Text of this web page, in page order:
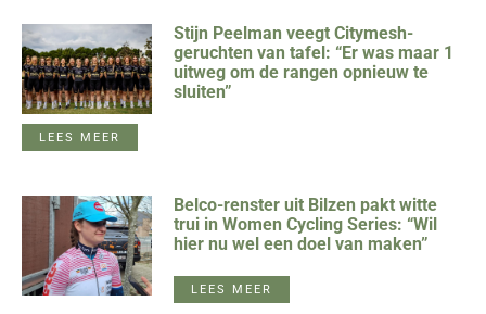
Stijn Peelman veegt Citymesh-
geruchten van tafel: “Er was maar 1
uitweg om de rangen opnieuw te
sluiten”
LEES MEER
Belco-renster uit Bilzen pakt witte
trui in Women Cycling Series: “Wil
hier nu wel een doel van maken”
LEES MEER